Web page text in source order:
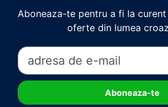
Aboneaza-te pentru a fi la
oferte din lumea